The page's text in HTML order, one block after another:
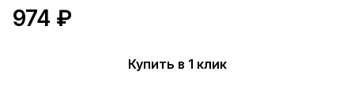
974 ₽
Купить в 1 клик